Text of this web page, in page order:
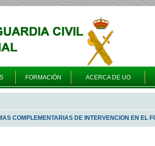
FORMACIÓN ACERCA DE UO
COMPLEMENTARIAS DE INTERVENCION EN EL